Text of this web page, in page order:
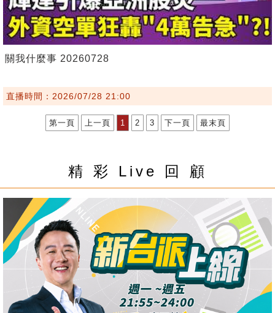
關我什麼事 20260728
直播時間：2026/07/28 21:00
第一頁 上一頁 1 2 3 下一頁 最末頁
精 彩 Live 回 顧